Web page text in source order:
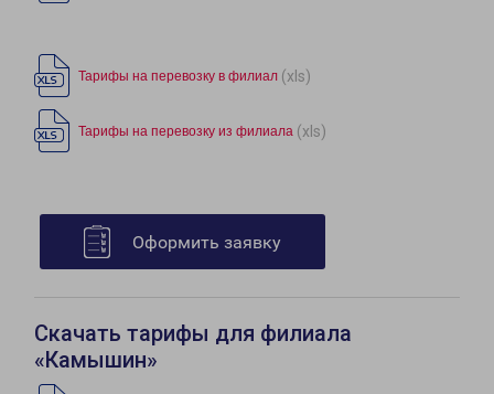
Тарифы на перевозку в филиал (xls)
Тарифы на перевозку из филиала (xls)
Оформить заявку
Скачать тарифы для филиала
«Камышин»